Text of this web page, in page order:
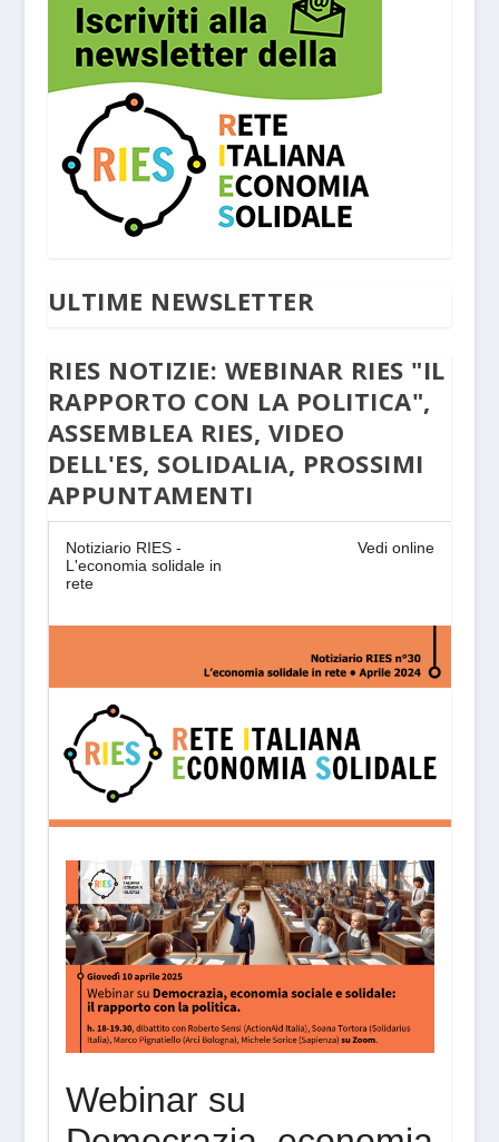
ULTIME NEWSLETTER
RIES NOTIZIE: WEBINAR RIES "IL
RAPPORTO CON LA POLITICA",
ASSEMBLEA RIES, VIDEO
DELL'ES, SOLIDALIA, PROSSIMI
APPUNTAMENTI